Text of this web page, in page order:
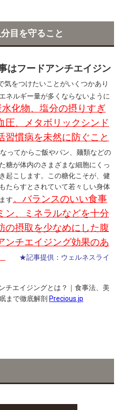
目を守ること
はフードアンチエイジン
気をつけたいことがいくつかあり
ネルギー量が多くならないように
化物、塩分の摂りすぎ
圧、メタボリックシンド
習慣病を未然に防ぐこと
ってからご飯やパン、麺類などの
糖が体内のさまざまな細胞にくっ
起こします。この糖化こそが、健
たらすとされていて若々しい身体
す。バランスのいい食事
ン、ミネラルなどを十分
の摂取を少なめにした腹
ンチエイジング効果のあ
★記事提供：ウェルネスライ
エイジングとは？｜食事法、美
まで徹底解剖 Precious.jp